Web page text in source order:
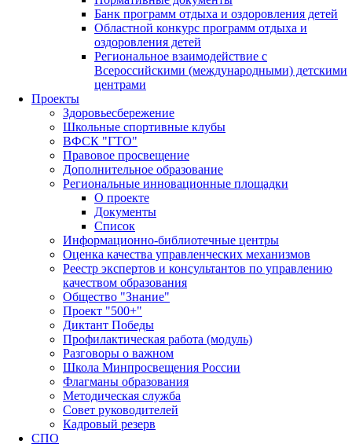
Банк программ отдыха и оздоровления детей
Областной конкурс программ отдыха и
оздоровления детей
Региональное взаимодействие с
Всероссийскими (международными) детскими
центрами
Проекты
Здоровьесбережение
Школьные спортивные клубы
ВФСК "ГТО"
Правовое просвещение
Дополнительное образование
Региональные инновационные площадки
О проекте
Документы
Список
Информационно-библиотечные центры
Оценка качества управленческих механизмов
Реестр экспертов и консультантов по управлению
качеством образования
Общество "Знание"
Проект "500+"
Диктант Победы
Профилактическая работа (модуль)
Разговоры о важном
Школа Минпросвещения России
Флагманы образования
Методическая служба
Совет руководителей
Кадровый резерв
СПО